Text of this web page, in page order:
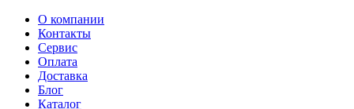
О компании
Контакты
Сервис
Оплата
Доставка
Блог
Каталог